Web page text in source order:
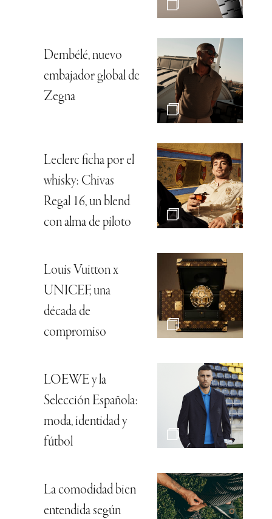
Dembélé, nuevo
embajador global de
Zegna
Leclerc ficha por el
whisky: Chivas
Regal 16, un blend
con alma de piloto
Louis Vuitton x
UNICEF, una
década de
compromiso
LOEWE y la
Selección Española:
moda, identidad y
fútbol
La comodidad bien
entendida según